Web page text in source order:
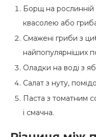
Борщ на рослинній
квасолею або
Смажені гриби з
найпопулярніших
Оладки на воді з
Салат з нуту,
Паста з томатним
і смачна.